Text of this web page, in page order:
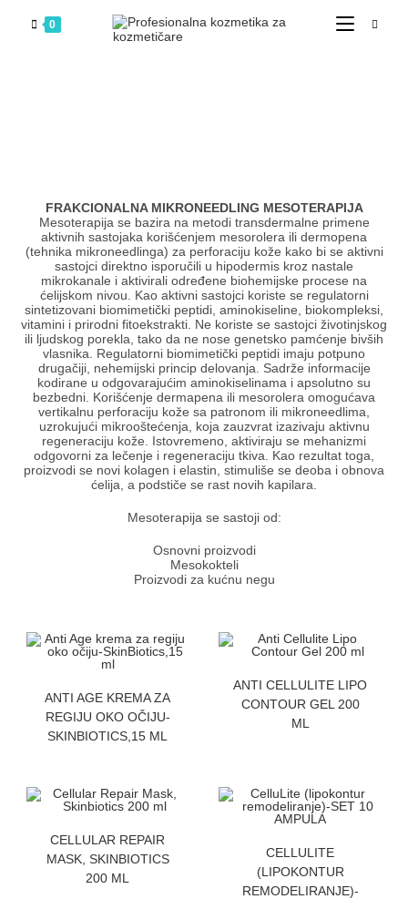
0
FRAKCIONALNA MIKRONEEDLING MESOTERAPIJA
Mesoterapija se bazira na metodi transdermalne primene
aktivnih sastojaka korišćenjem mesorolera ili dermopena
(tehnika mikroneedlinga) za perforaciju kože kako bi se aktivni
sastojci direktno isporučili u hipodermis kroz nastale
mikrokanale i aktivirali određene biohemijske procese na
ćelijskom nivou. Kao aktivni sastojci koriste se regulatorni
sintetizovani biomimetički peptidi, aminokiseline, biokompleksi,
vitamini i prirodni fitoekstrakti. Ne koriste se sastojci životinjskog
ili ljudskog porekla, tako da ne nose genetsko pamćenje bivših
vlasnika. Regulatorni biomimetički peptidi imaju potpuno
drugačiji, nehemijski princip delovanja. Sadrže informacije
kodirane u odgovarajućim aminokiselinama i apsolutno su
bezbedni. Korišćenje dermapena ili mesorolera omogućava
vertikalnu perforaciju kože sa patronom ili mikroneedlima,
uzrokujući mikrooštećenja, koja zauzvrat izazivaju aktivnu
regeneraciju kože. Istovremeno, aktiviraju se mehanizmi
odgovorni za lečenje i regeneraciju tkiva. Kao rezultat toga,
proizvodi se novi kolagen i elastin, stimuliše se deoba i obnova
ćelija, a podstiče se rast novih kapilara.
Mesoterapija se sastoji od:
Osnovni proizvodi
Mesokokteli
Proizvodi za kućnu negu
ANTI AGE KREMA ZA
REGIJU OKO OČIJU-
SKINBIOTICS,15 ML
ANTI CELLULITE LIPO
CONTOUR GEL 200
ML
CELLULAR REPAIR
MASK, SKINBIOTICS
200 ML
CELLULITE
(LIPOKONTUR
REMODELIRANJE)-